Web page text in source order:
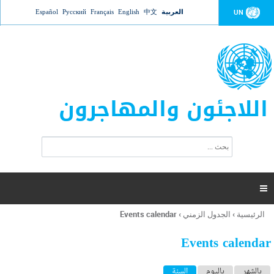
Jump to navigation UN العربية 中文
English
Français
Русский
Español
اللاجئون والمهاجرون
ت
ر
ل
ح
ب

أنت
هنا
الرئيسية › الجدول الزمني ›
Events calendar
Events calendar